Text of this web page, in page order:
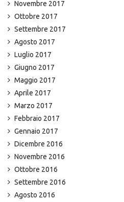
Novembre 2017
Ottobre 2017
Settembre 2017
Agosto 2017
Luglio 2017
Giugno 2017
Maggio 2017
Aprile 2017
Marzo 2017
Febbraio 2017
Gennaio 2017
Dicembre 2016
Novembre 2016
Ottobre 2016
Settembre 2016
Agosto 2016